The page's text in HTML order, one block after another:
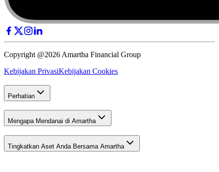
Copyright @2026 Amartha Financial Group
Kebijakan PrivasiKebijakan Cookies
Perhatian
Mengapa Mendanai di Amartha
Tingkatkan Aset Anda Bersama Amartha